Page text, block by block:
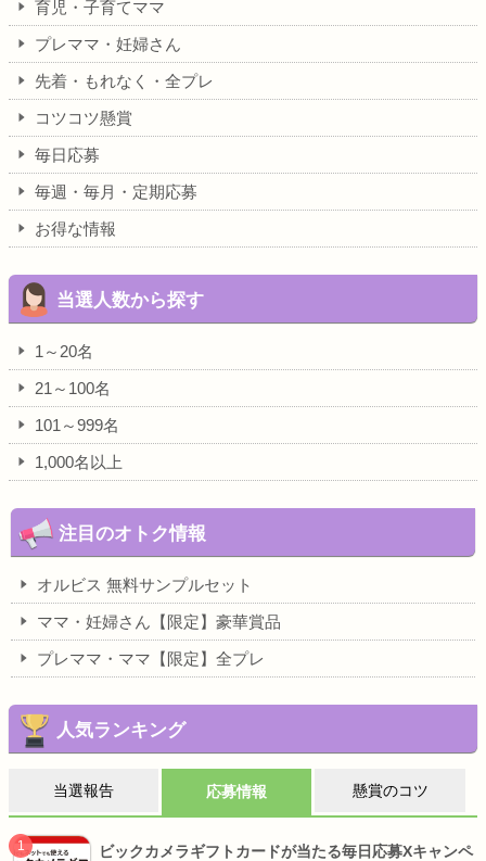
育児・子育てママ
プレママ・妊婦さん
先着・もれなく・全プレ
コツコツ懸賞
毎日応募
毎週・毎月・定期応募
お得な情報
当選人数から探す
1～20名
21～100名
101～999名
1,000名以上
注目のオトク情報
オルビス 無料サンプルセット
ママ・妊婦さん【限定】豪華賞品
プレママ・ママ【限定】全プレ
人気ランキング
当選報告 応募情報 懸賞のコツ
ビックカメラギフトカードが当たる毎日応募Xキャンペ